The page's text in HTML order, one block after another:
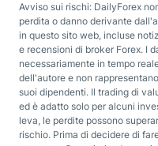
Avviso sui rischi: DailyForex
perdita o danno derivante
in questo sito web, incluse
e recensioni di broker Forex. I
necessariamente in tempo
dell'autore e non
suoi dipendenti. Il trading di
ed è adatto solo per alcuni
leva, le perdite possono
rischio. Prima di decidere di